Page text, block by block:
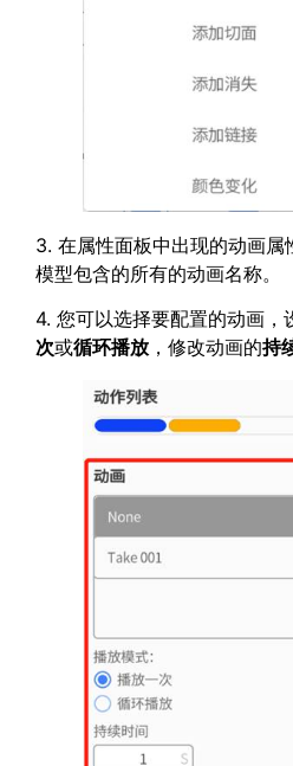
3. 在属性面板中出现的动画属
模型包含的所有的动画名称。
4. 您可以选择要配置的动画，
次或循环播放 ，修改动画的持